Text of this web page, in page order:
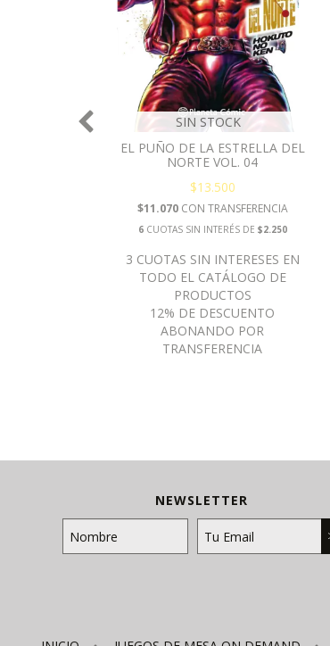
SIN STOCK
EL PUÑO DE LA ESTRELLA DEL
NORTE VOL. 04
$13.500
$11.070 CON TRANSFERENCIA
6CUOTAS SIN INTERÉS DE $2.250
NEWSLETTER